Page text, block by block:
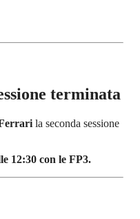
terminata
la seconda sessione
12:30 con le FP3.